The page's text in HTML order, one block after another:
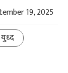
19, 2025
युध्द